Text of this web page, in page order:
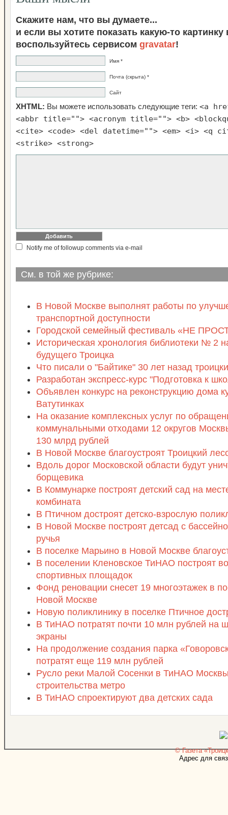
Скажите нам, что вы думаете...
и если вы хотите показать какую-то
воспользуйтесь сервисом gravatar!
Имя *
Почта (скрыта) *
Сайт
XHTML: Вы можете использовать следующие теги: <a
<abbr title=""> <acronym title=""> <b>
<cite> <code> <del datetime=""> <em> <i> <q
<strike> <strong>
Notify me of followup comments via e-mail
См. в той же рубрике:
В Новой Москве выполнят работы по
транспортной доступности
Городской семейный фестиваль «НЕ
Историческая хронология библиотеки № 2
будущего Троицка
Что писали о "Байтике" 30 лет назад
Разработан экспресс-курс "Подготовка к
Объявлен конкурс на реконструкцию дома
Ватутинках
На оказание комплексных услуг по
коммунальными отходами 12 округов
130 млрд рублей
В Новой Москве благоустроят Троицкий
Вдоль дорог Московской области будут
борщевика
В Коммунарке построят детский сад на
комбината
В Птичном достроят детско-взрослую
В Новой Москве построят детсад с
ручья
В поселке Марьино в Новой Москве
В поселении Кленовское ТиНАО построят
спортивных площадок
Фонд реновации снесет 19 многоэтажек в
Новой Москве
Новую поликлинику в поселке Птичное
В ТиНАО потратят почти 10 млн рублей на
экраны
На продолжение создания парка
потратят еще 119 млн рублей
Русло реки Малой Сосенки в ТиНАО Москвы
строительства метро
В ТиНАО спроектируют два детских сада
© Газета
Адрес для